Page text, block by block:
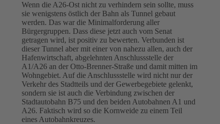
Wenn die A26-Ost nicht zu verhindern sein sollte, muss
sie wenigstens östlich der Bahn als Tunnel gebaut
werden. Das war die Minimalforderung aller
Bürgergruppen. Dass diese jetzt auch vom Senat
getragen wird, ist positiv zu bewerten. Verbunden ist
dieser Tunnel aber mit einer von nahezu allen, auch der
Hafenwirtschaft, abgelehnten Anschlussstelle der
A1/A26 an der Otto-Brenner-Straße und damit mitten im
Wohngebiet. Auf die Anschlussstelle wird nicht nur der
Verkehr des Stadtteils und der Gewerbegebiete gelenkt,
sondern sie ist auch die Verbindung zwischen der
Stadtautobahn B75 und den beiden Autobahnen A1 und
A26. Faktisch wird so die Kornweide zu einem Teil
eines Autobahnkreuzes.